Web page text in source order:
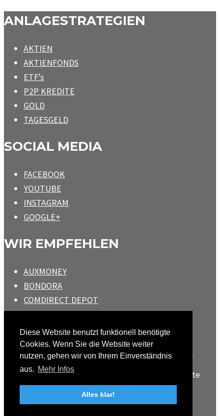
Diese Website benutzt funktionell benötigte
Cookies. Wenn Sie die Website weiter
nutzen, gehen wir von Ihrem Einverständnis
aus. Mehr Infos
Alles klar!
ANLAGESTRATEGIEN
AKTIEN
AKTIENFONDS
ETF’s
P2P KREDITE
GOLD
TAGESGELD
SOCIAL MEDIA
FACEBOOK
YOUTUBE
INSTAGRAM
GOOGLE+
WIR EMPFEHLEN
AUXMONEY
BONDORA
COMDIRECT DEPOT
GOLDSILBERSHOP
ZINSPILOT
Impressum Datenschutz Haftungsausschluss
Copyright 2018 - fs-finanz-coach.de - Alle Rechte
vorbehalten